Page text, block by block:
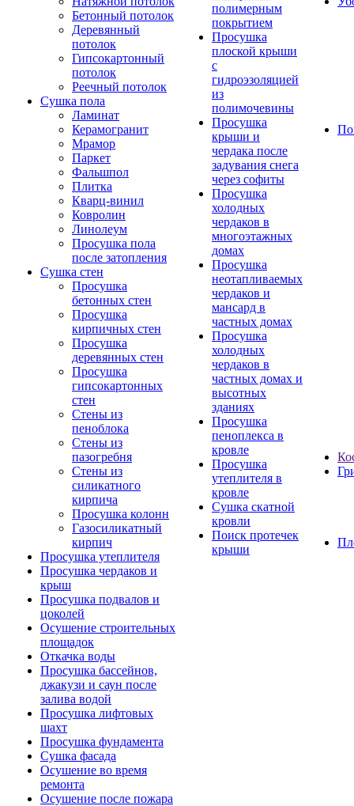
Бетонный потолок
Деревянный
потолок
Гипсокартонный
потолок
Реечный потолок
Сушка пола
Ламинат
Керамогранит
Мрамор
Паркет
Фальшпол
Плитка
Кварц-винил
Ковролин
Линолеум
Просушка пола
после затопления
Сушка стен
Просушка
бетонных стен
Просушка
кирпичных стен
Просушка
деревянных стен
Просушка
гипсокартонных
стен
Стены из
пеноблока
Стены из
пазогребня
Стены из
силикатного
кирпича
Просушка колонн
Газосиликатный
кирпич
Просушка утеплителя
Просушка чердаков и
крыш
Просушка подвалов и
цоколей
Осушение строительных
площадок
Откачка воды
Просушка бассейнов,
джакузи и саун после
залива водой
Просушка лифтовых
шахт
Просушка фундамента
Сушка фасада
Осушение во время
ремонта
Осушение после пожара
полимерным
покрытием
Просушка
плоской крыши
с
гидроэзоляцией
из
полимочевины
Просушка
крыши и
чердака после
задувания снега
через софиты
Просушка
холодных
чердаков в
многоэтажных
домах
Просушка
неотапливаемых
чердаков и
мансард в
частных домах
Просушка
холодных
чердаков в
частных домах и
высотных
зданиях
Просушка
пеноплекса в
кровле
Просушка
утеплителя в
кровле
Сушка скатной
кровли
Поиск протечек
крыши